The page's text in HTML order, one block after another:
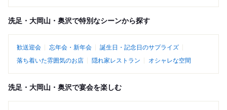
洗足・大岡山・奥沢で特別なシーンから探す
歓送迎会 忘年会・新年会
誕生日・記念日のサプライズ
落ち着いた雰囲気のお店
隠れ家レストラン オシャレな空間
洗足・大岡山・奥沢で宴会を楽しむ